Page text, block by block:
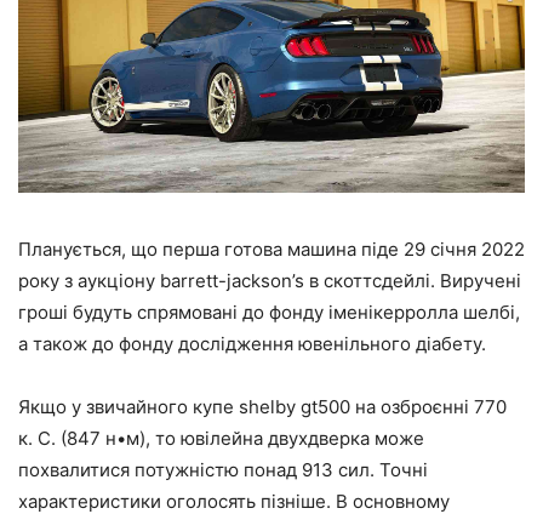
Планується, що перша готова машина піде 29 січня 2022
року з аукціону barrett-jackson’s в скоттсдейлі. Виручені
гроші будуть спрямовані до фонду іменікерролла шелбі,
а також до фонду дослідження ювенільного діабету.
Якщо у звичайного купе shelby gt500 на озброєнні 770
к. С. (847 н•м), то ювілейна двухдверка може
похвалитися потужністю понад 913 сил. Точні
характеристики оголосять пізніше. В основному